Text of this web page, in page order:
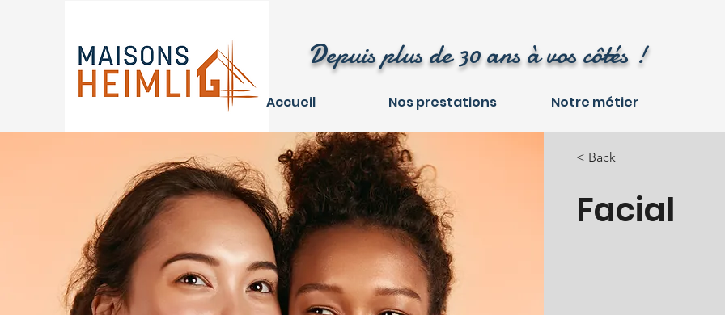
Depuis plus de 30 ans à vos côtés !
Accueil Nos prestations Notre métier
< Back
Facial